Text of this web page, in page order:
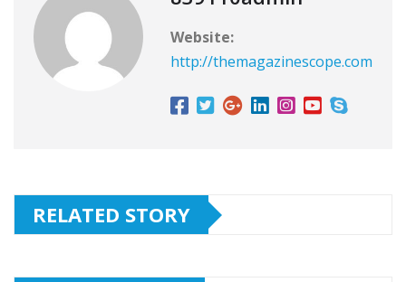
Website:
http://themagazinescope.com
RELATED STORY